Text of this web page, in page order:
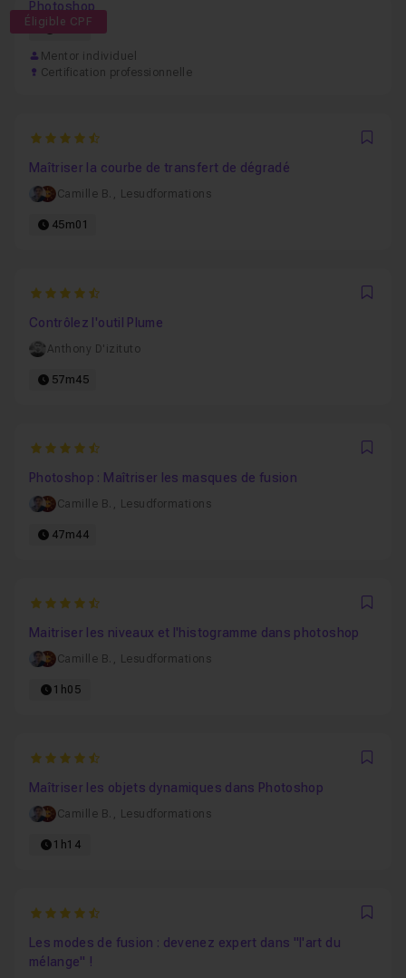
Éligible CPF
Photoshop
57h
Mentor individuel
Certification professionnelle
4.8888888888889
Maîtriser la courbe de transfert de dégradé
Camille B. , Lesudformations
45m01
4.7
Contrôlez l'outil Plume
Anthony D'izituto
57m45
4.7547169811321
Photoshop : Maîtriser les masques de fusion
Camille B. , Lesudformations
47m44
4.921568627451
Maitriser les niveaux et l'histogramme dans photoshop
Camille B. , Lesudformations
1h05
4.9375
Maîtriser les objets dynamiques dans Photoshop
Camille B. , Lesudformations
1h14
4.8
Les modes de fusion : devenez expert dans "l'art du
mélange" !